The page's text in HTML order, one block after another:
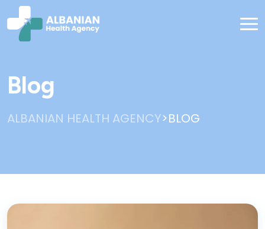
Blog
ALBANIAN HEALTH AGENCY>BLOG
Blog